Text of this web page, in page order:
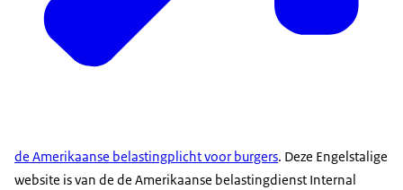
de Amerikaanse belastingplicht voor burgers. Deze Engelstalige
website is van de de Amerikaanse belastingdienst Internal